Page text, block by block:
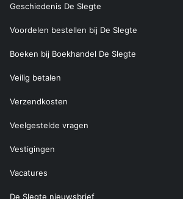
Geschiedenis De Slegte
Voordelen bestellen bij De Slegte
Boeken bij Boekhandel De Slegte
Veilig betalen
Verzendkosten
Veelgestelde vragen
Vestigingen
Vacatures
De Slegte nieuwsbrief